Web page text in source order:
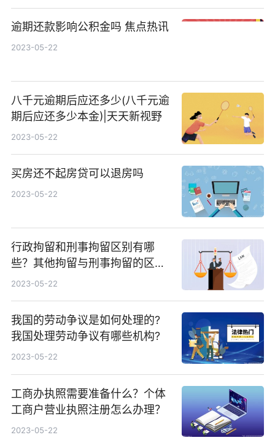
逾期还款影响公积金吗 焦点热讯
2023-05-22
八千元逾期后应还多少(八千元逾
期后应还多少本金)|天天新视野
2023-05-22
买房还不起房贷可以退房吗
2023-05-22
行政拘留和刑事拘留区别有哪
些？其他拘留与刑事拘留的区别
大吗？
2023-05-22
我国的劳动争议是如何处理的?
我国处理劳动争议有哪些机构?
2023-05-22
工商办执照需要准备什么？个体
工商户营业执照注册怎么办理？
2023-05-22